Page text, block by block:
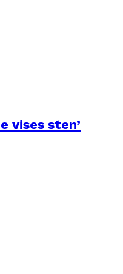
vises sten’